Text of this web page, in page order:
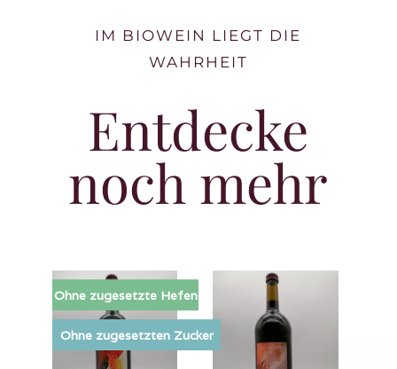
IM BIOWEIN LIEGT DIE
WAHRHEIT
Entdecke
noch mehr
Ohne zugesetzte Hefen
Ohne zugesetzten Zucker